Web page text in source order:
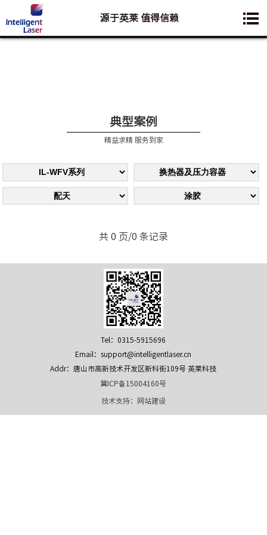
您想要了解的业务是:
源于英莱 值得信赖
典型案例
精益求精 服务到家
共 0 页/0 条记录
Tel：0315-5915696
Email：support@intelligentlaser.cn
Addr：唐山市高新技术开发区新科街109号 英莱科技
冀ICP备15004160号
技术支持： 网站建设